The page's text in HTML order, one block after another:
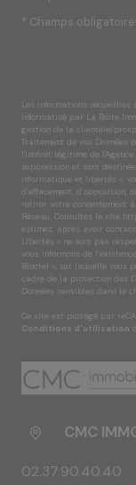
* Champs
Les informations
informatisé par La Boite
gestion de la clientèle/
Traitement de vos Données
l'intérêt légitime de
suppression et sont
informatique et libertés »,
d’effacement,
retirer votre consentement
Réseau. Consultez le site
estimez, après avoir
Libertés » ne sont pas
vous informons de
Bloctel », sur laquelle vous
cadre de la protection des
Données sensibles dans le
Ce site est protégé par
Conditions d'utilisation
CMC
02.37.90.40.40